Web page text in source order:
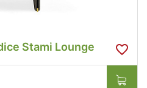
Stami Lounge